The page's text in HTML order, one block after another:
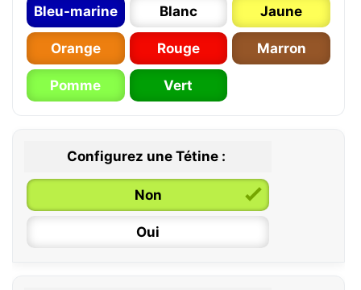
Bleu-marine Blanc Jaune
Orange Rouge Marron
Pomme Vert
Configurez une Tétine :
Non
Oui